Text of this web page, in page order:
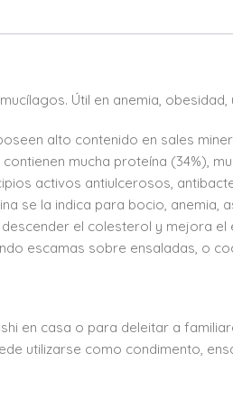
Útil en anemia,
alto contenido en sales
mucha proteína (34%),
activos antiulcerosos,
se la indica para bocio,
el colesterol y mejora
escamas sobre ensaladas, o
en casa o para deleitar a
utilizarse como condimento,